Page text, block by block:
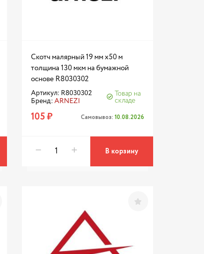
Скотч малярный 19 мм x50 м
толщина 130 мкм на бумажной
основе R8030302
Артикул: R8030302
Бренд:ARNEZI
Товар на
складе
105 ₽ Самовывоз: 10.08.2026
В корзину